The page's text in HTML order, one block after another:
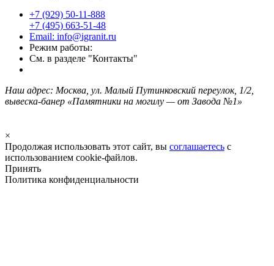
+7 (929) 50-11-888
+7 (495) 663-51-48
Email: info@igranit.ru
Режим работы:
См. в разделе "Контакты"
Наш адрес: Москва, ул. Малый Путинковский переулок, 1/2,
вывеска-банер «Памятники на могилу — от Завода №1»
×
Продолжая использовать этот сайт, вы соглашаетесь с
использованием cookie-файлов.
Принять
Политика конфиденциальности